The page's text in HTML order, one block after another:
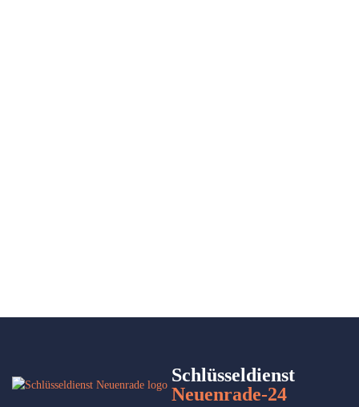
Schlüsseldienst
Neuenrade-24